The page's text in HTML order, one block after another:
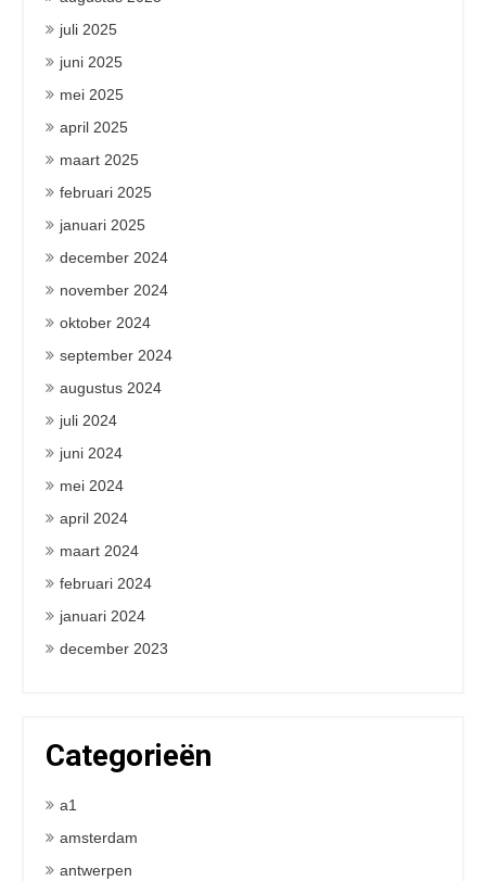
juli 2025
juni 2025
mei 2025
april 2025
maart 2025
februari 2025
januari 2025
december 2024
november 2024
oktober 2024
september 2024
augustus 2024
juli 2024
juni 2024
mei 2024
april 2024
maart 2024
februari 2024
januari 2024
december 2023
Categorieën
a1
amsterdam
antwerpen